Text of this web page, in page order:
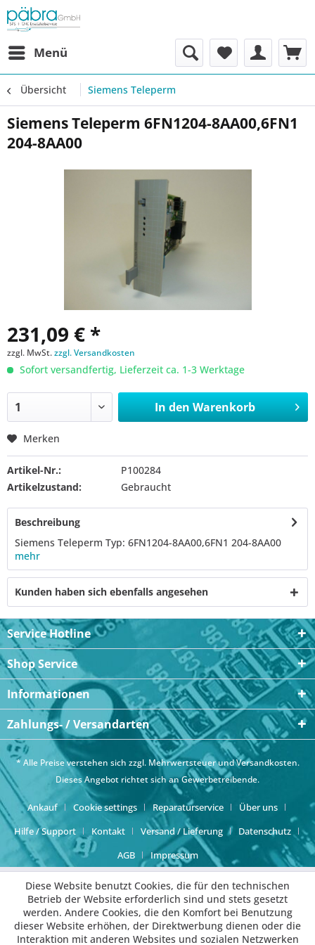
Menü
Übersicht Siemens Teleperm
Siemens Teleperm 6FN1204-8AA00,6FN1
204-8AA00
231,09 € *
zzgl. MwSt.zzgl. Versandkosten
Sofort versandfertig, Lieferzeit ca. 1-3 Werktage
In den Warenkorb
Merken
Artikel-Nr.:
P100284
Artikelzustand:
Gebraucht
Beschreibung
Siemens Teleperm Typ: 6FN1204-8AA00,6FN1 204-8AA00
mehr
Kunden haben sich ebenfalls angesehen
Service Hotline
Shop Service
Informationen
Zahlungs- / Versandarten
* Alle Preise verstehen sich zzgl. Mehrwertsteuer undVersandkosten.
Dieses Angebot richtet sich an Gewerbetreibende.
Ankauf Cookie settings Reparaturservice
Über uns
Hilfe / Support
Kontakt Versand / Lieferung
Datenschutz
AGB
Impressum
Diese Website benutzt Cookies, die für den technischen
Betrieb der Website erforderlich sind und stets gesetzt
werden. Andere Cookies, die den Komfort bei Benutzung
dieser Website erhöhen, der Direktwerbung dienen oder die
Interaktion mit anderen Websites und sozialen Netzwerken